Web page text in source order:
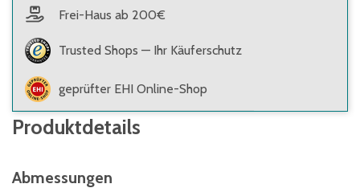
Frei-Haus ab 200€
Trusted Shops — Ihr Käuferschutz
geprüfter EHI Online-Shop
Produktdetails
Abmessungen